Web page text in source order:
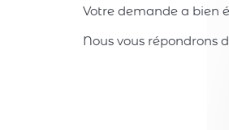
Votre demande a bien
Nous vous répondrons